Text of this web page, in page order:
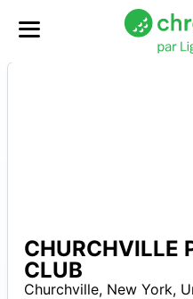
CHURCHVILLE
CLUB
Churchville, New York,